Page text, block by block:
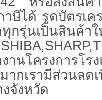
ษีได้ รูดบัตรเค
นเป็นสินค้าใ
นโครงการโรง
กเรามีส่วนลดเ
จังหวัด